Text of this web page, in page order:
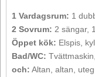
1 Vardagsrum: 1
2 Sovrum: 2 sängar,
Öppet kök: Elspis,
Bad/WC:
och: Altan, altan,